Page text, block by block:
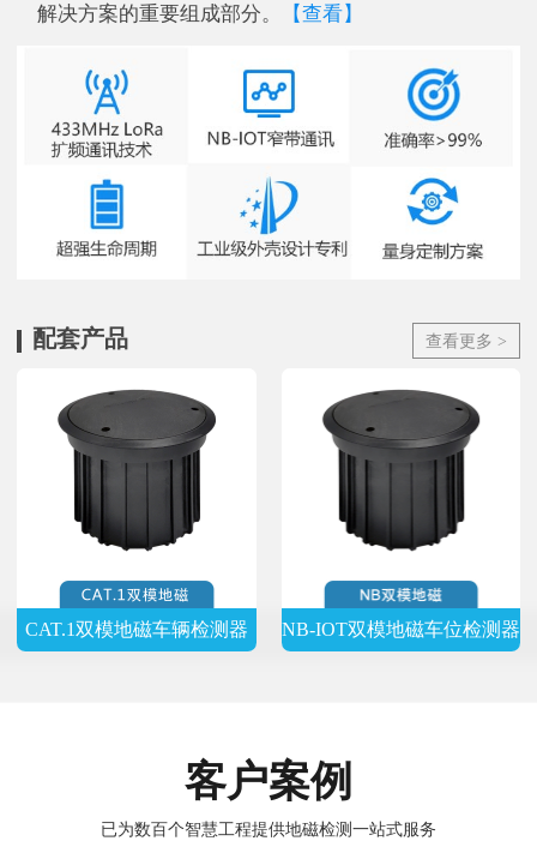
解决方案的重要组成部分。 【查看】
配套产品 查看更多 >
CAT.1双模地磁车辆检测器 NB-IOT双模地磁车位检测器
客户案例
已为数百个智慧工程提供地磁检测一站式服务